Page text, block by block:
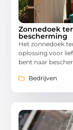
Zonnedoek
bescherming
Het zonnedoek
oplossing voor
bent naar
Bedrijven